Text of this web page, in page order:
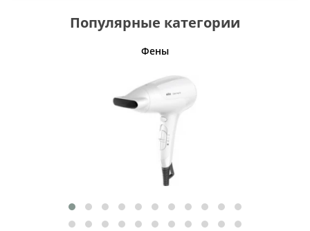
Популярные категории
Фены